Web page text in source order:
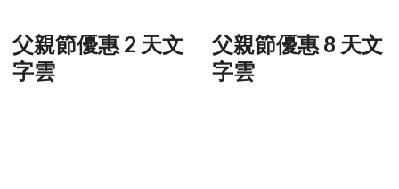
父親節優惠 2 天文
字雲
父親節優惠 8 天文
字雲